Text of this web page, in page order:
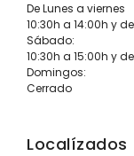
De Lunes a viernes
10:30h a 14:00h y
Sábado:
10:30h a 15:00h y
Domingos:
Cerrado
Localízados